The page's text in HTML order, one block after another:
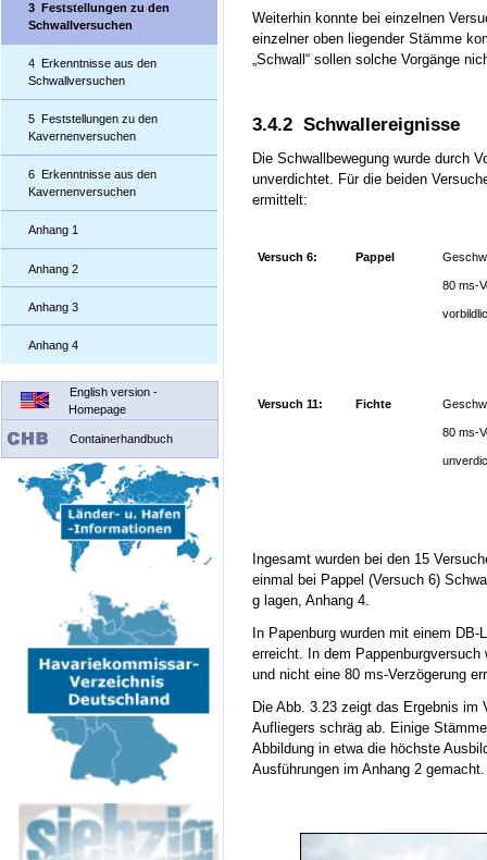
3 Feststellungen zu den
Schwallversuchen
4 Erkenntnisse aus den
Schwallversuchen
5 Feststellungen zu den
Kavernenversuchen
6 Erkenntnisse aus den
Kavernenversuchen
Anhang 1
Anhang 2
Anhang 3
Anhang 4
English version -
Homepage
Containerhandbuch
Weiterhin konnte bei einzelnen
einzelner oben liegender Stämme
„Schwall“ sollen solche Vorgänge
3.4.2 Schwallereignisse
Die Schwallbewegung wurde durch
unverdichtet. Für die beiden
ermittelt:
Versuch 6: Pappel
80 ms-
Versuch 11: Fichte
80 ms-
Ingesamt wurden bei den 15
einmal bei Pappel (Versuch 6)
g lagen, Anhang 4.
In Papenburg wurden mit einem
erreicht. In dem Pappenburgversuch
und nicht eine 80 ms-Verzögerung
Die Abb. 3.23 zeigt das Ergebnis
Aufliegers schräg ab. Einige
Abbildung in etwa die höchste
Ausführungen im Anhang 2 gemacht.